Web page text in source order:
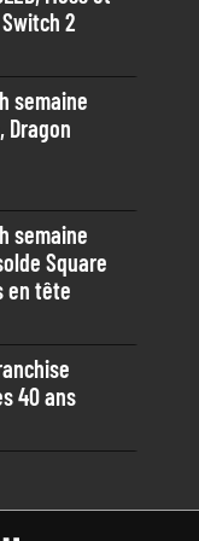
2
semaine
Dragon
semaine
Square
en tête
40 ans